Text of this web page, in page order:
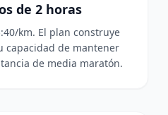
de 2 horas
km. El plan construye
capacidad de mantener
de media maratón.